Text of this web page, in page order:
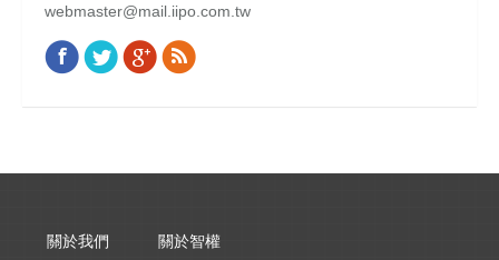
webmaster@mail.iipo.com.tw
Find us on:
Facebook
TwitterGoogle+
Rss
關於我們 關於智權